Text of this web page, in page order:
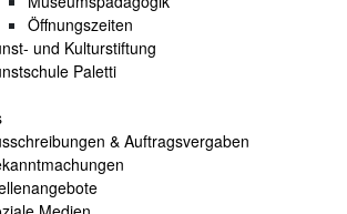
Öffnungszeiten
und Kulturstiftung
Paletti
& Auftragsvergaben